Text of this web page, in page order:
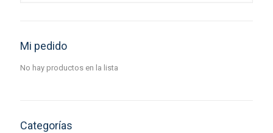
Mi pedido
No hay productos en la lista
Categorías